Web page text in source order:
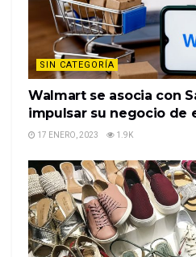
SIN CATEGORÍA
Walmart se asocia con
impulsar su negocio de
17 ENERO, 2023 1.9K